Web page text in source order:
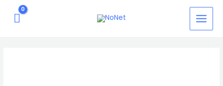
MAIN
MENU